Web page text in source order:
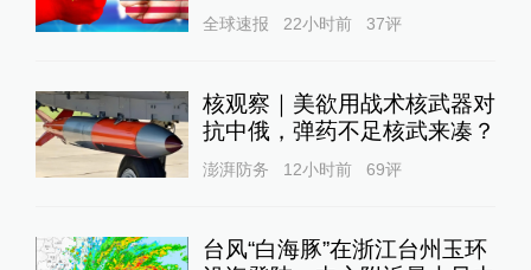
全球速报 22小时前 37评
核观察｜美欲用战术核武器对
抗中俄，弹药不足核武来凑？
澎湃防务 12小时前 69评
台风“白海豚”在浙江台州玉环